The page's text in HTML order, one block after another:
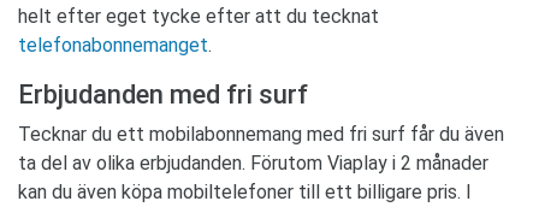
helt efter eget tycke efter att du tecknat
telefonabonnemanget.
Erbjudanden med fri surf
Tecknar du ett mobilabonnemang med fri surf får du även
ta del av olika erbjudanden. Förutom Viaplay i 2 månader
kan du även köpa mobiltelefoner till ett billigare pris. I